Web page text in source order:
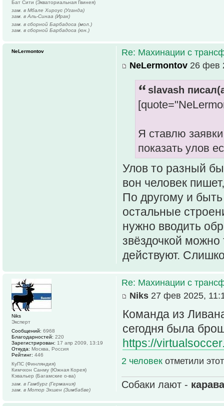
Бат Сити (Экваториальная Гвинея)
зам. в Мбале Хироус (Уганда)
зам. в Аль-Синаа (Ирак)
зам. в сборной Барбадоса (мол.)
зам. в сборной Барбадоса (юн.)
Re: Махинации с
NeLermontov 26 фев
slavash
Я ставлю
показать улов
Улов то разный
вон человек
По другому и
остальные
нужно вводить
звёздочкой можно
действуют.
NeLermontov
Re: Махинации с
Niks 27 фев 2025,
Команда из
сегодня была
https://
2 человек отметили
Собаки лают -
Niks
Эксперт
Сообщений: 6968
Благодарностей: 220
Зарегистрирован: 17 апр 2009, 13:19
Откуда: Москва, Россия
Рейтинг: 446
КуПС (Финляндия)
Кимчхон Санму (Южная Корея)
Кэвальер (Багамские о-ва)
зам. в Гамбург (Германия)
зам. в Мотор Экшен (Зимбабве)